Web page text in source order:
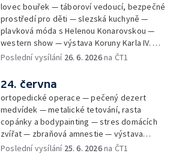
lovec bouřek — táboroví vedoucí, bezpečné
prostředí pro děti — slezská kuchyně —
plavková móda s Helenou Konarovskou —
western show — výstava Koruny Karla IV. —
mladý lezecký fenomén Josef Šindel
Poslední vysílání 26. 6. 2026na ČT1
24. června
ortopedické operace — pečený dezert
medvídek — metalické tetování, rasta
copánky a bodypainting — stres domácích
zvířat — zbraňová amnestie — výstava
mikrofotografií rostlin — fenomenální
Poslední vysílání 25. 6. 2026na ČT1